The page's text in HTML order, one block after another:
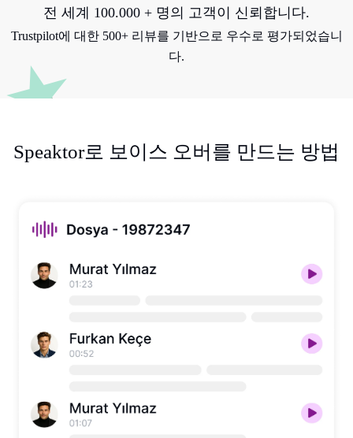
전 세계 100.000 + 명의 고객이 신뢰합니다.
Trustpilot에 대한 500+ 리뷰를 기반으로 우수로 평가되었습니
다.
Speaktor로 보이스 오버를 만드는 방법